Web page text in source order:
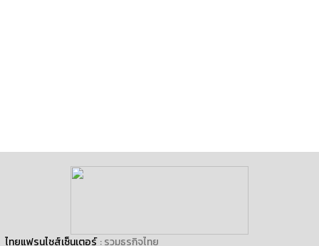
ไทยแฟรนไชส์เซ็นเตอร์ : รวมธุรกิจไทย